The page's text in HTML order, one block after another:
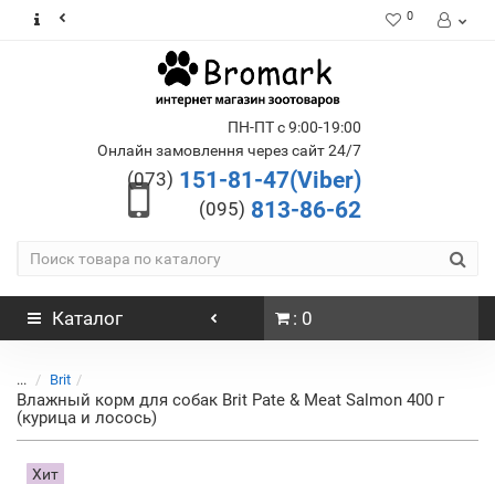
0
ПН-ПТ с 9:00-19:00
Онлайн замовлення через сайт 24/7
(073) 151-81-47(Viber)
(095) 813-86-62
Каталог : 0
... Brit
Влажный корм для собак Brit Pate & Meat Salmon 400 г
(курица и лосось)
Хит